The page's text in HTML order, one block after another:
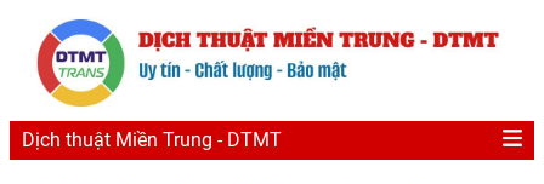
Dịch thuật Miền Trung - DTMT